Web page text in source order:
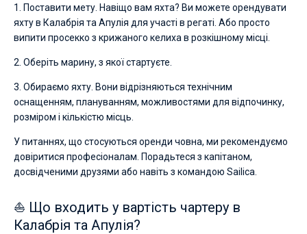
1. Поставити мету. Навіщо вам яхта? Ви можете орендувати
яхту в Калабрія та Апулія для участі в регаті. Або просто
випити просекко з крижаного келиха в розкішному місці.
2. Оберіть марину, з якої стартуєте.
3. Обираємо яхту. Вони відрізняються технічним
оснащенням, плануванням, можливостями для відпочинку,
розміром і кількістю місць.
У питаннях, що стосуються оренди човна, ми рекомендуємо
довіритися професіоналам. Порадьтеся з капітаном,
досвідченими друзями або навіть з командою Sailica.
⛵ Що входить у вартість чартеру в
Калабрія та Апулія?